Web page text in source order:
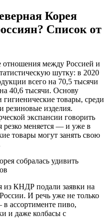
Корея
Список от
отношения между Россией и
шутку: в 2020
всего на 70,5 тысячи
40,6 тысячи. Основу
гигиенические товары, среди
изделия.
экспансии говорить
резко меняется — и уже в
товары могут занять свою
из КНДР подали заявки на
И речь уже не только
ассортименте пиво,
и даже колбасы с